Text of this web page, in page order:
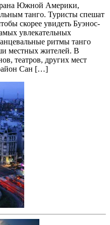
Южной Америки,
танго. Туристы спешат
скорее увидеть Буэнос-
увлекательных
ритмы танго
местных жителей. В
театров, других мест
Сан […]